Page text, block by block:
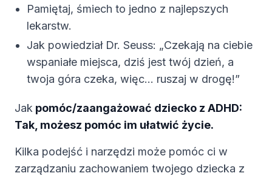
Pamiętaj, śmiech to jedno z najlepszych
lekarstw.
Jak powiedział Dr. Seuss: „Czekają na ciebie
wspaniałe miejsca, dziś jest twój dzień, a
twoja góra czeka, więc… ruszaj w drogę!”
Jak pomóc/zaangażować dziecko z ADHD:
Tak, możesz pomóc im ułatwić życie.
Kilka podejść i narzędzi może pomóc ci w
zarządzaniu zachowaniem twojego dziecka z